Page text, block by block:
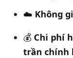
☁️ Không
💰 Chi phí
trần chính